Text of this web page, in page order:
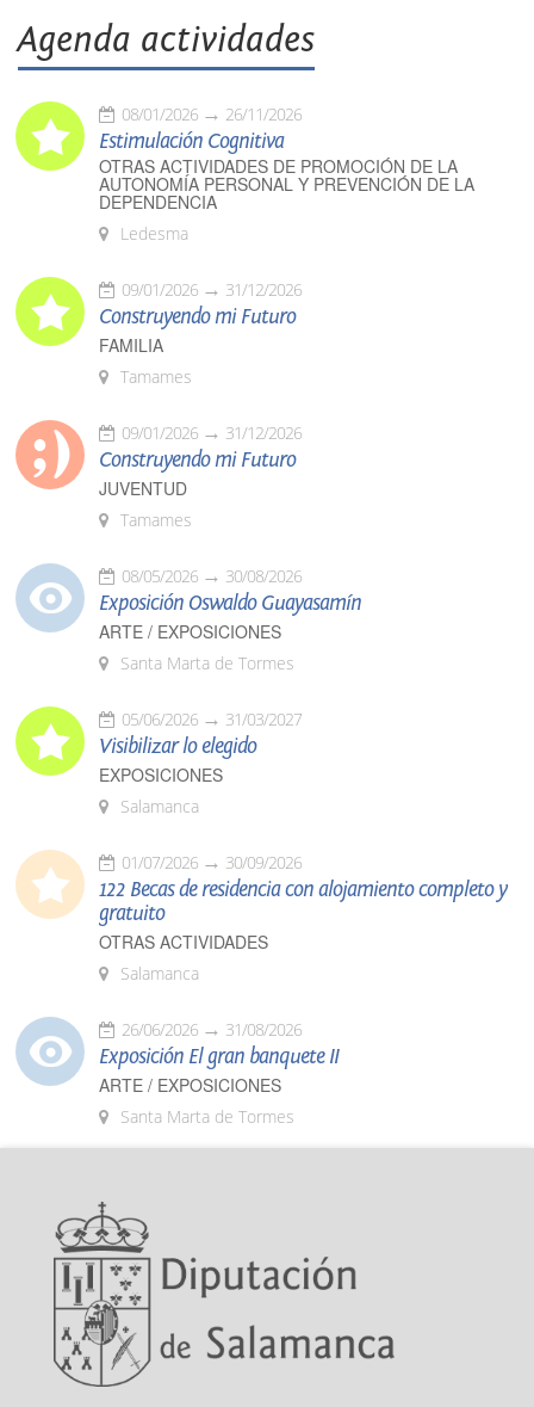
Agenda actividades
08/01/2026 26/11/2026
Estimulación Cognitiva
OTRAS ACTIVIDADES DE PROMOCIÓN DE LA
AUTONOMÍA PERSONAL Y PREVENCIÓN DE LA
DEPENDENCIA
Ledesma
09/01/2026 31/12/2026
Construyendo mi Futuro
FAMILIA
Tamames
09/01/2026 31/12/2026
Construyendo mi Futuro
JUVENTUD
Tamames
08/05/2026 30/08/2026
Exposición Oswaldo Guayasamín
ARTE / EXPOSICIONES
Santa Marta de Tormes
05/06/2026 31/03/2027
Visibilizar lo elegido
EXPOSICIONES
Salamanca
01/07/2026 30/09/2026
122 Becas de residencia con alojamiento completo y
gratuito
OTRAS ACTIVIDADES
Salamanca
26/06/2026 31/08/2026
Exposición El gran banquete II
ARTE / EXPOSICIONES
Santa Marta de Tormes